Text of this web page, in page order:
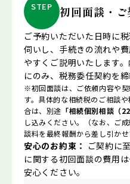
STEP 初回面談・ご
ご予約いただいた日時に
伺いし、手続きの流れや
やすくご説明いたします
にのみ、税務委任契約を締
※初回面談は、ご依頼内容や
す。具体的な相続税のご相談
合は、別途 「相続個別相談（
し込みください。（なお、ご
談料を最終報酬から差し引かせ
安心のお約束： ご契約に
に関する初回面談の費用
安心ください。